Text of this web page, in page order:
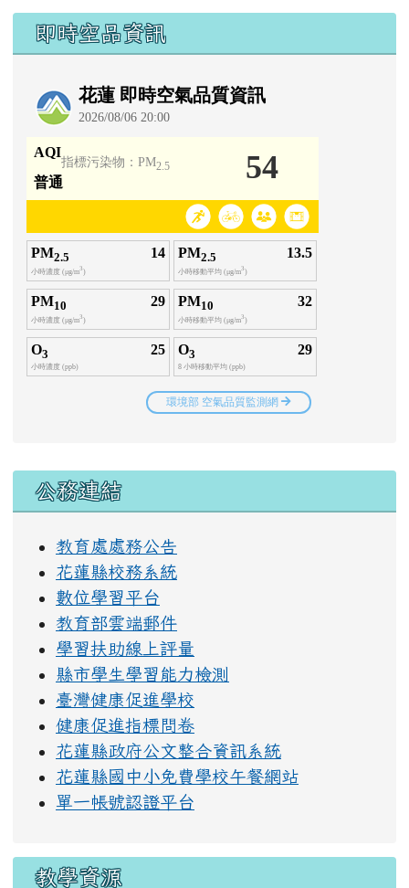
即時空品資訊
右邊區域內容
公務連結
教育處處務公告
花蓮縣校務系統
數位學習平台
教育部雲端郵件
學習扶助線上評量
縣市學生學習能力檢測
臺灣健康促進學校
健康促進指標問卷
花蓮縣政府公文整合資訊系統
花蓮縣國中小免費學校午餐網站
單一帳號認證平台
教學資源